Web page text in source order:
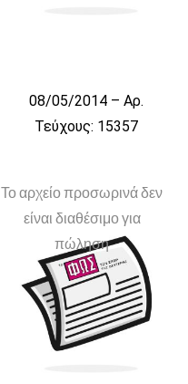
08/05/2014 – Αρ.
Τεύχους: 15357
Το αρχείο προσωρινά δεν
είναι διαθέσιμο για
πώληση